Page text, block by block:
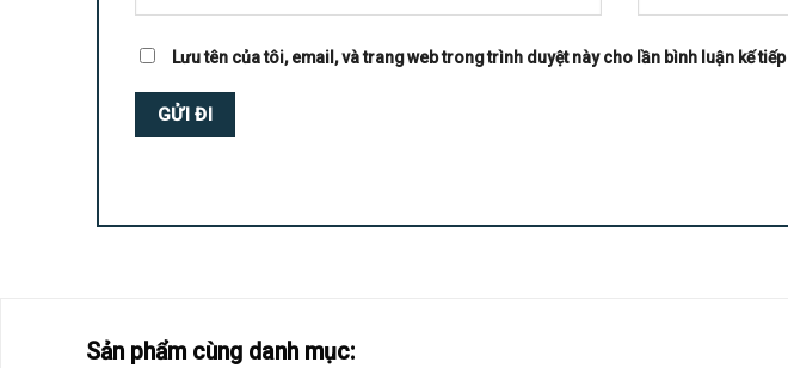
Lưu tên của tôi, email, và trang web trong trình duyệt này cho lần bình luận kế
Sản phẩm cùng danh mục: